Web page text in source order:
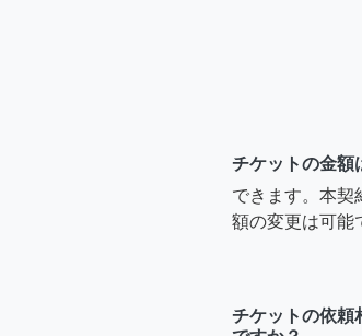
チケットの金額
できます。本契
額の変更は可能
チケットの依頼